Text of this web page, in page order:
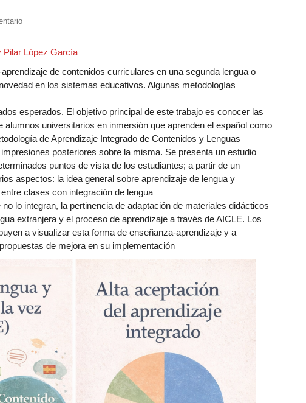
Pilar López García
de contenidos curriculares en una segunda lengua o
en los sistemas educativos. Algunas metodologías
esperados. El objetivo principal de este trabajo es conocer las
alumnos universitarios en inmersión que aprenden el español como
de Aprendizaje Integrado de Contenidos y Lenguas
posteriores sobre la misma. Se presenta un estudio
puntos de vista de los estudiantes; a partir de un
aspectos: la idea general sobre aprendizaje de lengua y
clases con integración de lengua
lo integran, la pertinencia de adaptación de materiales didácticos
extranjera y el proceso de aprendizaje a través de AICLE. Los
a visualizar esta forma de enseñanza-aprendizaje y a
de mejora en su implementación